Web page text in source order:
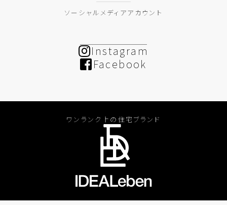
ソーシャルメディアアカウント
Instagram
Facebook
ワンランク上の住宅ブランド